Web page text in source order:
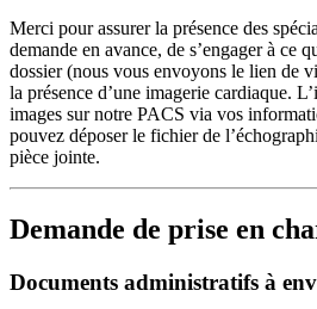
Merci pour assurer la présence des
demande en avance, de s’engager à ce
dossier (nous vous envoyons le lien de
la présence d’une imagerie cardiaque.
images sur notre PACS via vos
pouvez déposer le fichier de
pièce jointe.
Demande de prise en
Documents administratifs à